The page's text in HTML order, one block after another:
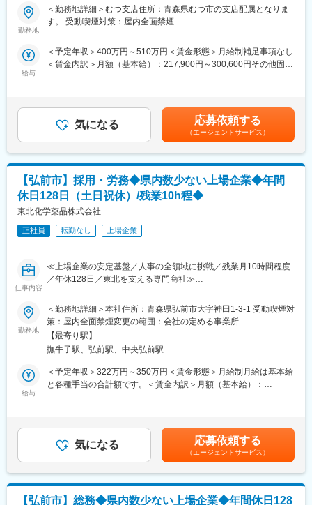
事業所には10名前後のスタッフが在籍しており、和やかな雰囲気
で腰を据えて働ける環境です。基本的に1拠点につき薬剤師1名の
当社は、医薬品卸業界最大手として、1000社を超える国内外メー
カー と取引しており、製品ラインナップは15万種に及びます。
当社は、総合商社を除く国内の卸売業としては初の３兆円台の売
上規模を誇る国内最大の医薬品卸企業です。
医師の処方が必要な医療用医薬品だけでなく、医療機器・医療材
料・臨床検査試薬など、診断、検査、治療、投薬にまで幅広く医
療に関わる商品を1,000社以上のメーカーから仕入れ、病院・診療
所や調剤薬局など全国約10万軒もの医療機関に販売・納品してい
ます。
当社では安定供給と流通プロセス全体の効率化・最適化を実現す
る高機能物流を土台に、医療機関やメーカーの皆様をサポートす
また、女性活躍推進「えるぼし認定3つ星」を取得しており、時短
性が活躍できる環境整備に積極的に取り組んでいます。
■職務内容
通して手厚くフォローしますのでご安心ください！
・取引先へのDI問合せ対応（製造販売後の安全管理業務）
・営業担当者（MS）への薬事研修 等
■働き方
残業は月平均2時間程と、ほとんど定時で終業することが可能で
す。
時短勤務も可能な環境のため、ママさんの活躍事例もございます
◎
※入社1年間は時短勤務不可
原則定時退社・土日祝休みに加えて年間休日125日とプライベー
トと仕事の両立がしやすい環境です。
事業所には10名前後のスタッフが在籍しており、和やかな雰囲気
で腰を据えて働ける環境です。基本的に1拠点につき薬剤師1名の
ため、感謝される機会が多く、スタッフの満足度も高いです。
（3）業界最大手・安定基盤：
当社は、医薬品卸業界最大手として、1000社を超える国内外メー
カー と取引しており、製品ラインナップは15万種に及びます。
医師の処方が必要な医療用医薬品だけでなく、医療機器・医療材
料・臨床検査試薬など、診断、検査、治療、投薬にまで幅広く医
療に関わる商品を1,000社以上のメーカーから仕入れ、病院・診療
ます。
当社では安定供給と流通プロセス全体の効率化・最適化を実現す
勤務地
＜勤務地詳細＞むつ支店住所：青森県むつ市の支店配属となりま
す。 受動喫煙対策：屋内全面禁煙
給与
＜予定年収＞400万円～510万円＜賃金形態＞月給制補足事項なし
＜賃金内訳＞月額（基本給）：217,900円～300,600円その他固定
与：年2回賃金はあくまでも目安の金額であり、選考を通じて上下
する可能性があります。月給(月額)は固定手当を含めた表記です。
気になる 応募依頼する
（エージェントサービス）
【弘前市】採用・労務◆県内数少ない上場企業◆年間
休日128日（土日祝休）/残業10h程◆
東北化学薬品株式会社
正社員 転勤なし 上場企業
仕事内容
≪上場企業の安定基盤／人事の全領域に挑戦／残業月10時間程度
／年休128日／東北を支える専門商社≫
・採用から労務まで人事の中核を担い、仕組みづくりにも関われ
るやりがいの大きな仕事
・土日祝休み、年間休日128日、残業月10時間程度で私生活も大
切にできる環境
・地域に根差した上場企業としての安定性と、穏やかで協力的な
社風
■職務内容：
・新卒および中途採用業務全般
・社会保険関連手続き、法改正対応等
勤務地
＜勤務地詳細＞本社住所：青森県弘前市大字神田1-3-1 受動喫煙対
策：屋内全面禁煙変更の範囲：会社の定める事業所
【最寄り駅】
撫牛子駅、弘前駅、中央弘前駅
給与
＜予定年収＞322万円～350万円＜賃金形態＞月給制月給は基本給
と各種手当の合計額です。＜賃金内訳＞月額（基本給）：
ません。■昇給：年1回（4月）■賞与：年2回（6月・12月）■期末
手当：年1回（9月）・・・業績好調時に限る賃金はあくまでも目
安の金額であり、選考を通じて上下する可能性があります。月給
(月額)は固定手当を含めた表記です。
気になる 応募依頼する
（エージェントサービス）
【弘前市】総務◆県内数少ない上場企業◆年間休日128